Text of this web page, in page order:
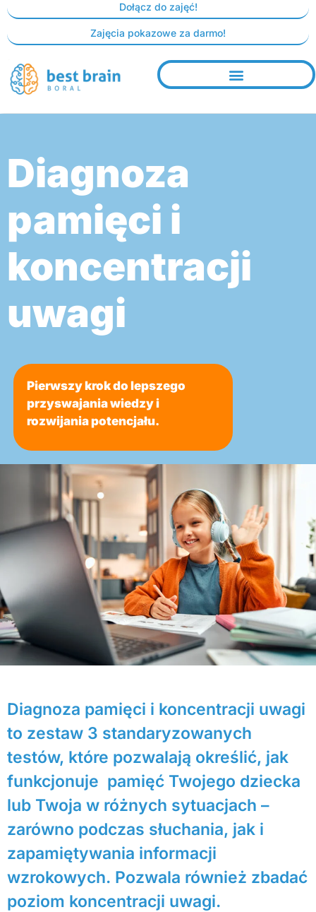
Skip
content
Dołącz do zajęć!
Zajęcia pokazowe za darmo!
Diagnoza
pamięci i
koncentracji
uwagi
Pierwszy krok do lepszego
przyswajania wiedzy i
rozwijania potencjału.
Diagnoza pamięci i koncentracji uwagi
to zestaw 3 standaryzowanych
testów, które pozwalają określić, jak
funkcjonuje pamięć Twojego dziecka
lub Twoja w różnych sytuacjach –
zarówno podczas słuchania, jak i
zapamiętywania informacji
wzrokowych. Pozwala również zbadać
poziom koncentracji uwagi.